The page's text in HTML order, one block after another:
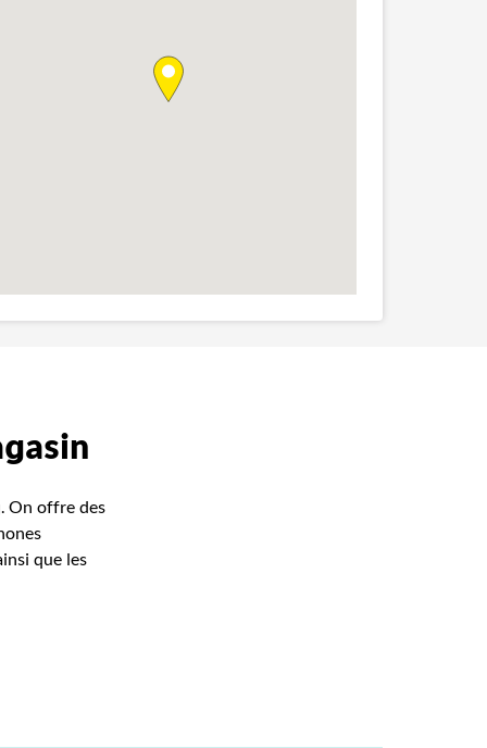
On offre des
que les